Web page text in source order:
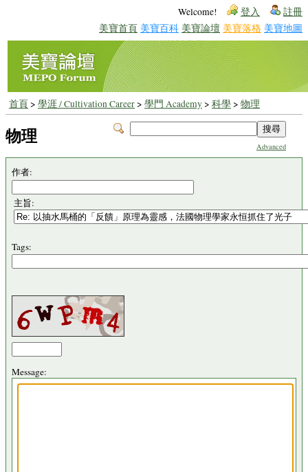
Welcome! 登入 註冊
美寶首頁 美寶百科 美寶論壇 美寶落格 美寶地圖
首頁> 學涯 / Cultivation Career> 學門 Academy> 科學> 物理
Advanced
物理
作者:
主旨:
Tags:
Message: